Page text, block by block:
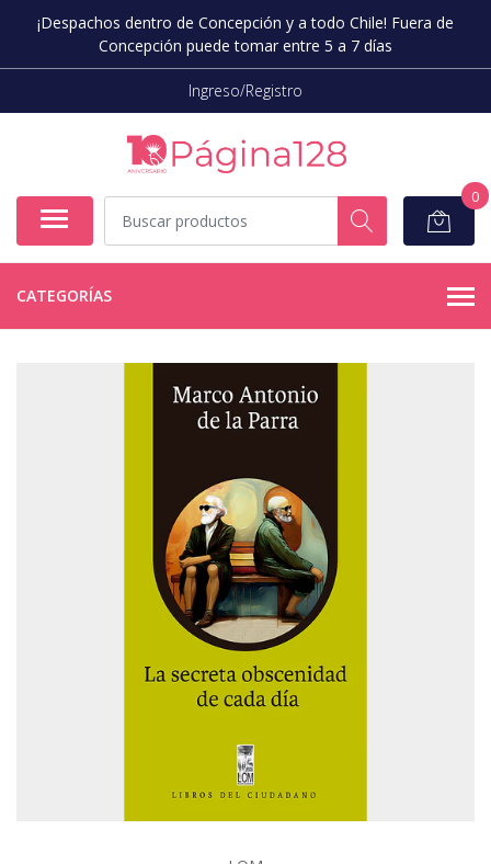
¡Despachos dentro de Concepción y a todo Chile! Fuera de
Concepción puede tomar entre 5 a 7 días
Ingreso/Registro
0
CATEGORÍAS